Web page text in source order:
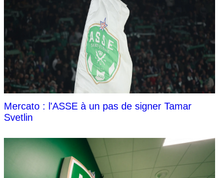
Mercato : l'ASSE à un pas de signer Tamar
Svetlin